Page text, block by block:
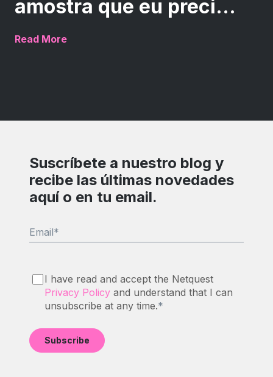
amostra que eu preci...
Read More
Suscríbete a nuestro blog y
recibe las últimas novedades
aquí o en tu email.
Email*
I have read and accept the Netquest
Privacy Policyand understand that I can
unsubscribe at any time.*